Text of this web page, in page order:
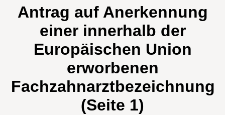
Antrag auf Anerkennung
einer innerhalb der
Europäischen Union
erworbenen
Fachzahnarztbezeichnung
(Seite 1)